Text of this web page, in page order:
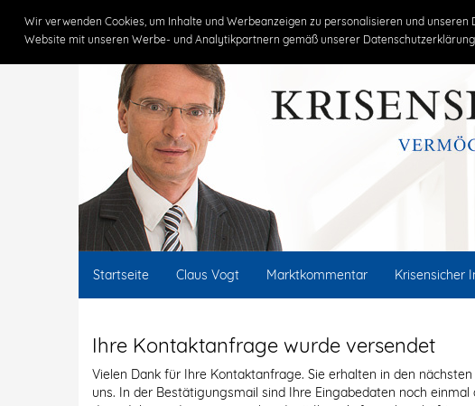
Wir verwenden Cookies, um Inhalte und Werbeanzeigen zu personalisieren und
Website mit unseren Werbe- und Analytikpartnern gemäß unserer
Claus Vogt
Startseite Claus Vogt Marktkommentar Krisensicher
Ihre Kontaktanfrage wurde versendet
Vielen Dank für Ihre Kontaktanfrage. Sie erhalten in den
uns. In der Bestätigungsmail sind Ihre Eingabedaten noch